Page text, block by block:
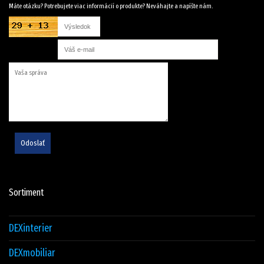
Máte otázku? Potrebujete viac informácií o produkte? Neváhajte a napíšte nám.
Odoslať
Sortiment
DEXinterier
DEXmobiliar